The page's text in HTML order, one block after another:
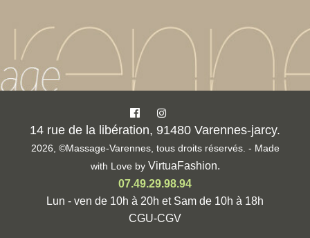
14 rue de la libération, 91480 Varennes-jarcy.
2026, ©Massage-Varennes, tous droits réservés. - Made
with Love by VirtuaFashion.
07.49.29.98.94
Lun - ven de 10h à 20h et Sam de 10h à 18h
CGU-CGV